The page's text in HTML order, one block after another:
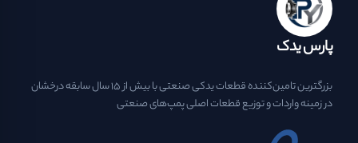
پارس یدک
بزرگترین تامین‌کننده قطعات یدکی صنعتی با بیش از ۱۵ سال سابقه درخشان
در زمینه واردات و توزیع قطعات اصلی پمپ‌های صنعتی